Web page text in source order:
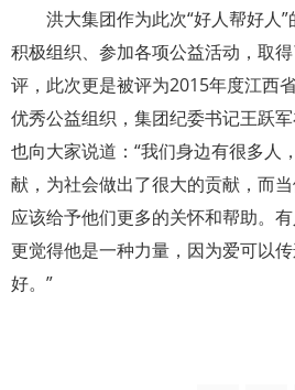
洪大集团作为此次“好人帮好人”
积极组织、参加各项公益活动，取
评，此次更是被评为2015年度江西
优秀公益组织，集团纪委书记王跃
也向大家说道：“我们身边有很多人
献，为社会做出了很大的贡献，而
应该给予他们更多的关怀和帮助。
更觉得他是一种力量，因为爱可以
好。”